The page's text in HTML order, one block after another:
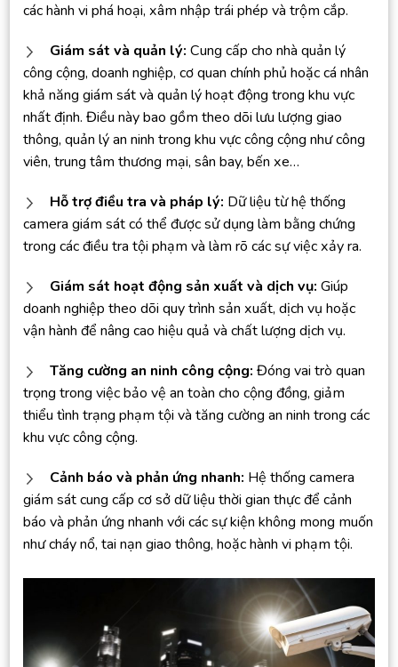
các hành vi phá hoại, xâm nhập trái phép và trộm cắp.
Giám sát và quản lý: Cung cấp cho nhà quản lý
công cộng, doanh nghiệp, cơ quan chính phủ hoặc cá nhân
khả năng giám sát và quản lý hoạt động trong khu vực
nhất định. Điều này bao gồm theo dõi lưu lượng giao
thông, quản lý an ninh trong khu vực công cộng như công
viên, trung tâm thương mại, sân bay, bến xe…
Hỗ trợ điều tra và pháp lý: Dữ liệu từ hệ thống
camera giám sát có thể được sử dụng làm bằng chứng
trong các điều tra tội phạm và làm rõ các sự việc xảy ra.
Giám sát hoạt động sản xuất và dịch vụ: Giúp
doanh nghiệp theo dõi quy trình sản xuất, dịch vụ hoặc
vận hành để nâng cao hiệu quả và chất lượng dịch vụ.
Tăng cường an ninh công cộng: Đóng vai trò quan
trọng trong việc bảo vệ an toàn cho cộng đồng, giảm
thiểu tình trạng phạm tội và tăng cường an ninh trong các
khu vực công cộng.
Cảnh báo và phản ứng nhanh: Hệ thống camera
giám sát cung cấp cơ sở dữ liệu thời gian thực để cảnh
báo và phản ứng nhanh với các sự kiện không mong muốn
như cháy nổ, tai nạn giao thông, hoặc hành vi phạm tội.